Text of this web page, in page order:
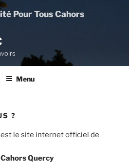
Pour Tous Cahors
Menu
?
le site internet officiel de
Quercy